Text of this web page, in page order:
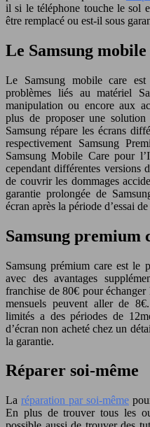
il si le téléphone touche le sol
être remplacé ou est-il sous
Le Samsung
Le Samsung mobile care
problèmes liés au matériel
manipulation ou encore aux
plus de proposer une
Samsung répare les écrans
respectivement Samsung
Samsung Mobile Care pour
cependant différentes versions
de couvrir les dommages
garantie prolongée de
écran après la période d’essai
Samsung premium
Samsung prémium care est le
avec des avantages
franchise de 80€ pour
mensuels peuvent aller de
limités a des périodes de
d’écran non acheté chez un
la garantie.
Réparer soi-même
La réparation par soi-même
En plus de trouver tous les